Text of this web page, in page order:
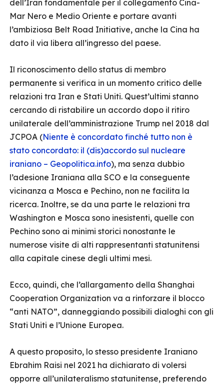
dell’Iran fondamentale per il collegamento Cina-
Mar Nero e Medio Oriente e portare avanti
l’ambiziosa Belt Road Initiative, anche la Cina ha
dato il via libera all’ingresso del paese.
Il riconoscimento dello status di membro
permanente si verifica in un momento critico delle
relazioni tra Iran e Stati Uniti. Quest’ultimi stanno
cercando di ristabilire un accordo dopo il ritiro
unilaterale dell’amministrazione Trump nel 2018 dal
JCPOA (Niente è concordato finché tutto non è
stato concordato: il (dis)accordo sul nucleare
iraniano – Geopolitica.info), ma senza dubbio
l’adesione Iraniana alla SCO e la conseguente
vicinanza a Mosca e Pechino, non ne facilita la
ricerca. Inoltre, se da una parte le relazioni tra
Washington e Mosca sono inesistenti, quelle con
Pechino sono ai minimi storici nonostante le
numerose visite di alti rappresentanti statunitensi
alla capitale cinese degli ultimi mesi.
Ecco, quindi, che l’allargamento della Shanghai
Cooperation Organization va a rinforzare il blocco
“anti NATO”, danneggiando possibili dialoghi con gli
Stati Uniti e l’Unione Europea.
A questo proposito, lo stesso presidente Iraniano
Ebrahim Raisi nel 2021 ha dichiarato di volersi
opporre all’unilateralismo statunitense, preferendo